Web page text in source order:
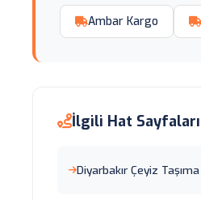
Ambar Kargo
İlgili Hat Sayfaları
Diyarbakır Çeyiz Taşıma